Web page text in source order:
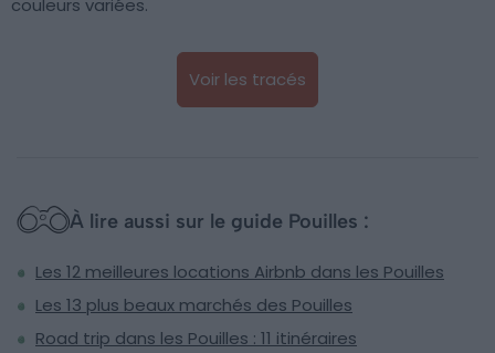
couleurs variées.
Voir les tracés
À lire aussi sur le guide Pouilles :
Les 12 meilleures locations Airbnb dans les Pouilles
Les 13 plus beaux marchés des Pouilles
Road trip dans les Pouilles : 11 itinéraires